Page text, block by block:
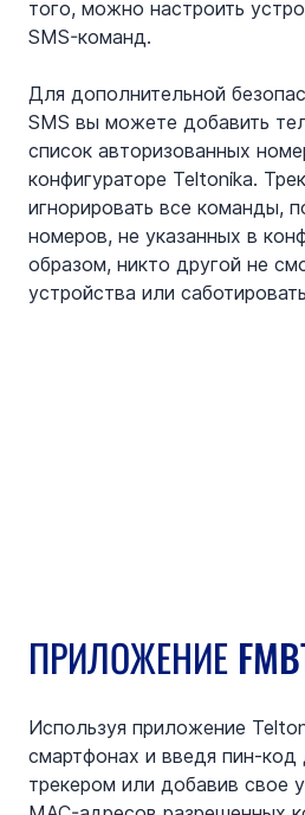
того, можно настроить
SMS-команд.
Для дополнительной
SMS вы можете добавить
список авторизованных
конфигураторе Teltonika.
игнорировать все команды,
номеров, не указанных в
образом, никто другой не
устройства или
ПРИЛОЖЕНИЕ
Используя приложение
смартфонах и введя пин-код
трекером или добавив свое